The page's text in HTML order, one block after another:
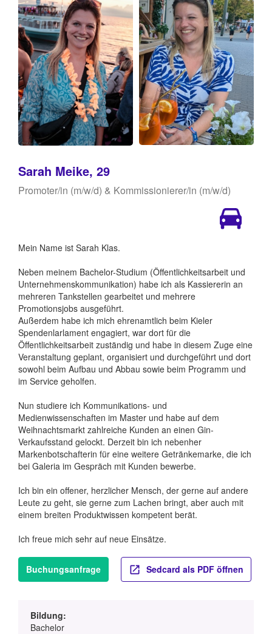
Sarah Meike, 29
Promoter/in (m/w/d) & Kommissionierer/in (m/w/d)
Mein Name ist Sarah Klas.
Neben meinem Bachelor-Studium (Öffentlichkeitsarbeit und
Unternehmenskommunikation) habe ich als Kassiererin an
mehreren Tankstellen gearbeitet und mehrere
Promotionsjobs ausgeführt.
Außerdem habe ich mich ehrenamtlich beim Kieler
Spendenlarlament engagiert, war dort für die
Öffentlichkeitsarbeit zuständig und habe in diesem Zuge eine
Veranstaltung geplant, organisiert und durchgeführt und dort
sowohl beim Aufbau und Abbau sowie beim Programm und
im Service geholfen.
Nun studiere ich Kommunikations- und
Medienwissenschaften im Master und habe auf dem
Weihnachtsmarkt zahlreiche Kunden an einen Gin-
Verkaufsstand gelockt. Derzeit bin ich nebenher
Markenbotschafterin für eine weitere Getränkemarke, die ich
bei Galeria im Gespräch mit Kunden bewerbe.
Ich bin ein offener, herzlicher Mensch, der gerne auf andere
Leute zu geht, sie gerne zum Lachen bringt, aber auch mit
einem breiten Produktwissen kompetent berät.
Ich freue mich sehr auf neue Einsätze.
Buchungsanfrage Sedcard als PDF öffnen
Bildung:
Bachelor